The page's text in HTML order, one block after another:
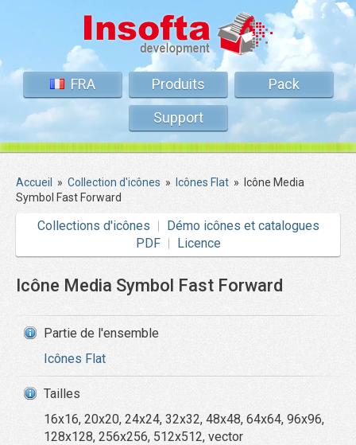
FRA Produits
Pack
Support
Accueil » Collection d'icônes » Icônes Flat »
Icône Media
Symbol Fast Forward
Collections d'icônes
Démo icônes et catalogues
PDF
Licence
Icône Media Symbol Fast Forward
Partie de l'ensemble
Icônes Flat
Tailles
16x16, 20x20, 24x24, 32x32, 48x48, 64x64, 96x96,
128x128, 256x256, 512x512, vector